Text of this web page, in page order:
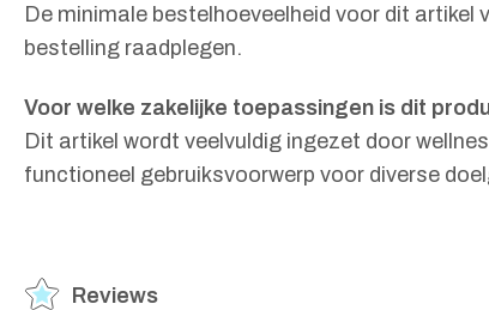
De minimale bestelhoeveelheid voor dit
bestelling raadplegen.
Voor welke zakelijke toepassingen is dit
Dit artikel wordt veelvuldig ingezet door
functioneel gebruiksvoorwerp voor diverse
Reviews